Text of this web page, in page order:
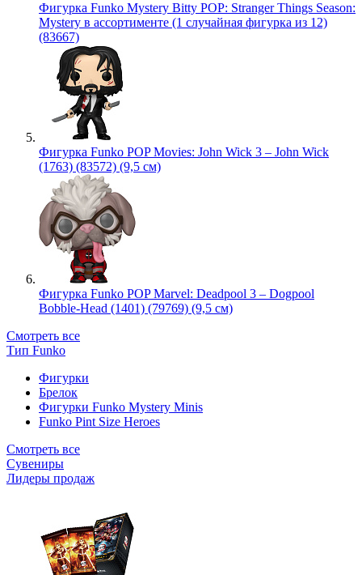
Фигурка Funko Mystery Bitty POP: Stranger Things Season:
Mystery в ассортименте (1 случайная фигурка из 12)
(83667)
Фигурка Funko POP Movies: John Wick 3 – John Wick
(1763) (83572) (9,5 см)
Фигурка Funko POP Marvel: Deadpool 3 – Dogpool
Bobble-Head (1401) (79769) (9,5 см)
Смотреть все
Тип Funko
Фигурки
Брелок
Фигурки Funko Mystery Minis
Funko Pint Size Heroes
Смотреть все
Сувениры
Лидеры продаж